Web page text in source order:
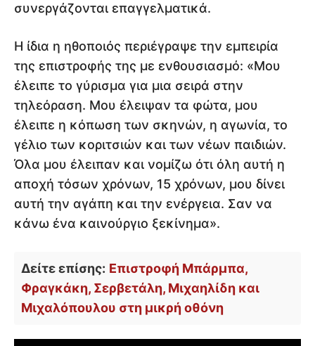
συνεργάζονται επαγγελματικά.
Η ίδια η ηθοποιός περιέγραψε την εμπειρία
της επιστροφής της με ενθουσιασμό: «Μου
έλειπε το γύρισμα για μια σειρά στην
τηλεόραση. Μου έλειψαν τα φώτα, μου
έλειπε η κόπωση των σκηνών, η αγωνία, το
γέλιο των κοριτσιών και των νέων παιδιών.
Όλα μου έλειπαν και νομίζω ότι όλη αυτή η
αποχή τόσων χρόνων, 15 χρόνων, μου δίνει
αυτή την αγάπη και την ενέργεια. Σαν να
κάνω ένα καινούργιο ξεκίνημα».
Δείτε επίσης: Επιστροφή Μπάρμπα,
Φραγκάκη, Σερβετάλη, Μιχαηλίδη και
Μιχαλόπουλου στη μικρή οθόνη